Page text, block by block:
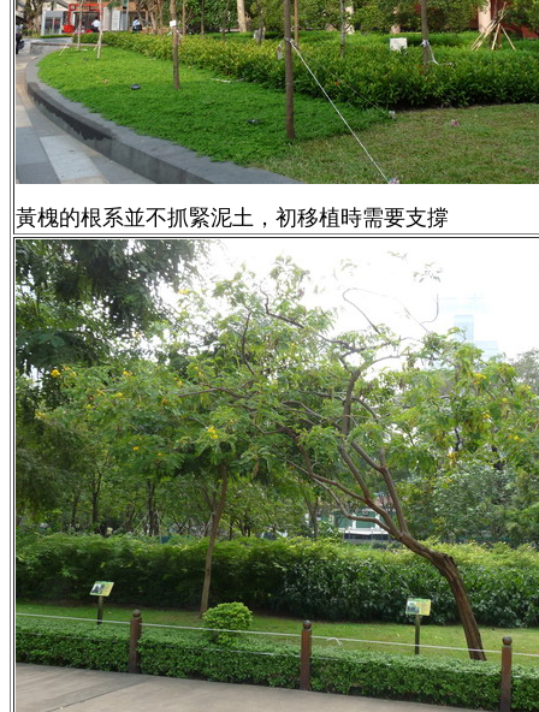
黃槐的根系並不抓緊泥土，初移植時需要支撐